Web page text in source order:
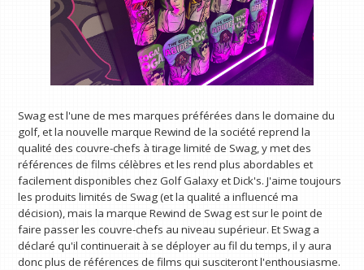
Swag est l'une de mes marques préférées dans le domaine du
golf, et la nouvelle marque Rewind de la société reprend la
qualité des couvre-chefs à tirage limité de Swag, y met des
références de films célèbres et les rend plus abordables et
facilement disponibles chez Golf Galaxy et Dick's. J'aime toujours
les produits limités de Swag (et la qualité a influencé ma
décision), mais la marque Rewind de Swag est sur le point de
faire passer les couvre-chefs au niveau supérieur. Et Swag a
déclaré qu'il continuerait à se déployer au fil du temps, il y aura
donc plus de références de films qui susciteront l'enthousiasme.